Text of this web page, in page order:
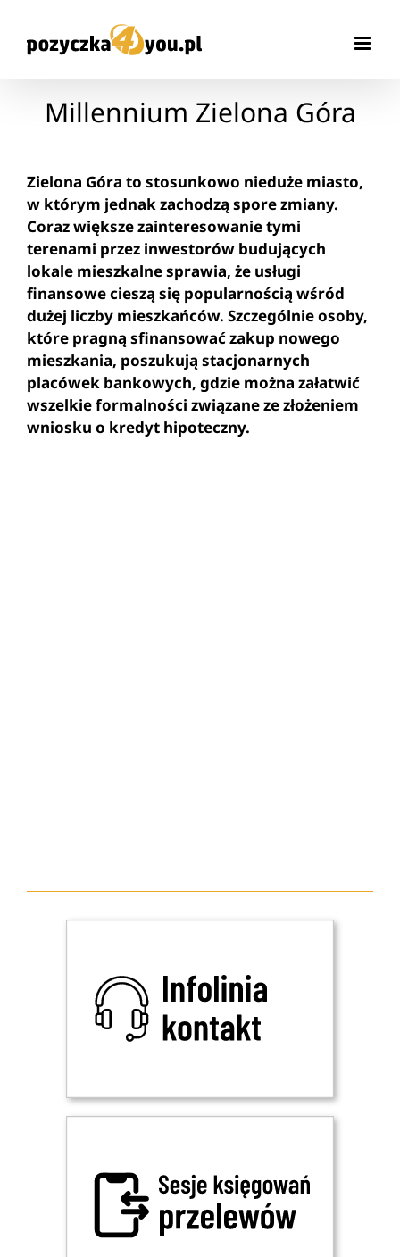
zawartości
Millennium Zielona Góra
Zielona Góra to stosunkowo nieduże miasto,
w którym jednak zachodzą spore zmiany.
Coraz większe zainteresowanie tymi
terenami przez inwestorów budujących
lokale mieszkalne sprawia, że usługi
finansowe cieszą się popularnością wśród
dużej liczby mieszkańców. Szczególnie osoby,
które pragną sfinansować zakup nowego
mieszkania, poszukują stacjonarnych
placówek bankowych, gdzie można załatwić
wszelkie formalności związane ze złożeniem
wniosku o kredyt hipoteczny.